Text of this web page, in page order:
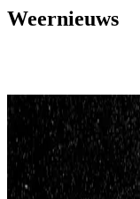
Weernieuws